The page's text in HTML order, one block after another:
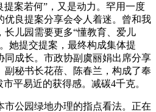
提案若何”，又是动力。罕用一度
优良提案分享会令人着迷。曾和我
儿园需要更多“懂教育、爱儿
她提交提案，最终构成集体提
同成长。市政协副虞丽娟出席分享
副秘书长花蓓、陈春兰，构成了奉
平易近的获得感。减碳4千克。
公园绿地办理的指点看法。正在